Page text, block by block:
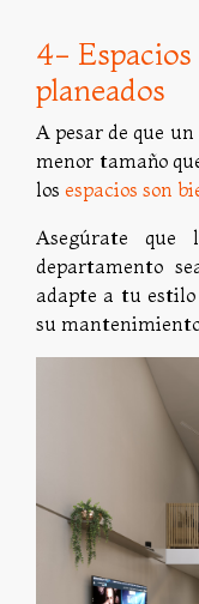
4-
planeados
A pesar de que
menor tamaño
los espacios son
Asegúrate que
departamento
adapte a tu estilo
su